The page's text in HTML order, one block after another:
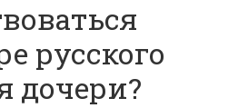
русского
дочери?